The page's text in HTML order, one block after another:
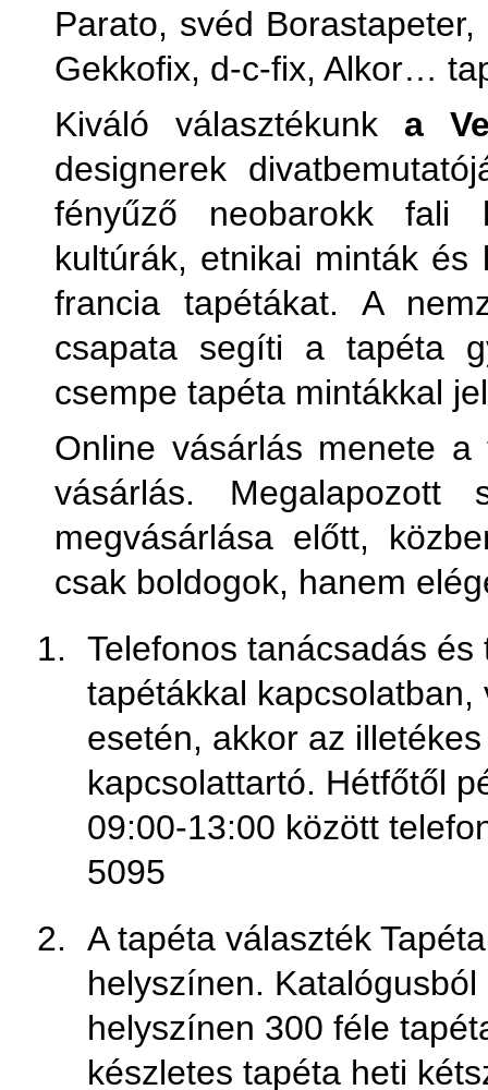
Parato, svéd
Gekkofix, d-c-fix, Alkor…
Kiváló választékunk a
designerek
fényűző neobarokk fali
kultúrák, etnikai minták és
francia tapétákat. A
csapata segíti a tapéta
csempe tapéta mintákkal
Online vásárlás menete
vásárlás. Megalapozott
megvásárlása előtt,
csak boldogok, hanem
Telefonos tanácsadás
tapétákkal
esetén, akkor az
kapcsolattartó. Hétfőtől
09:00-13:00 között
5095
A tapéta választék
helyszínen.
helyszínen 300 féle
készletes tapéta heti